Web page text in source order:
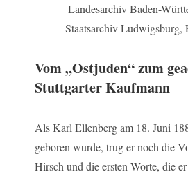
Landesarchiv Baden-
Staatsarchiv Ludwigsburg,
Vom „Ostjuden“ zum
Stuttgarter Kaufmann
Als Karl Ellenberg am 18. Juni
geboren wurde, trug er noch die
Hirsch und die ersten Worte, die